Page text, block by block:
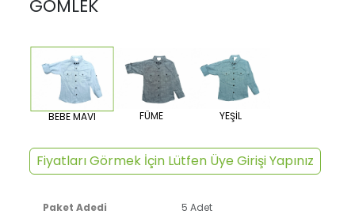
GÖMLEK
BEBE MAVI FÜME YEŞİL
Fiyatları Görmek İçin Lütfen Üye Girişi Yapınız
Paket Adedi
5 Adet